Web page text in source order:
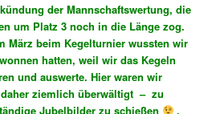
der Mannschaftswertung, die
um Platz 3 noch in die Länge zog.
März beim Kegelturnier wussten wir
hatten, weil wir das Kegeln
und auswerte. Hier waren wir
ziemlich überwältigt – zu
Jubelbilder zu schießen
.